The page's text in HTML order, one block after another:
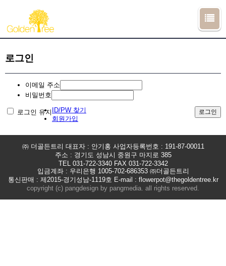
로그인
이메일 주소
비밀번호
로그인 유지 로그인
ID/PW 찾기
회원가입
㈜ 더골든트리 대표자 : 안기홍 사업자등록번호 : 191-87-00011
주소 : 경기도 성남시 중원구 마지로 385
TEL 031-722-3340 FAX 031-722-3342
입금계좌 : 우리은행 1005-702-686353 ㈜더골든트리
통신판매 : 제2015-경기성남-1119호 E-mail : flowerpot@thegoldentree.kr
copyright (c) pangdesign by pangmedia. all rights reserved.